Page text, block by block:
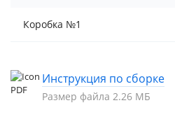
Коробка №1
Инструкция по сборке
Размер файла 2.26 МБ